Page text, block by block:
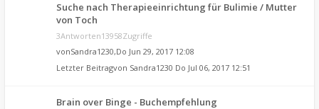
Suche nach Therapieeinrichtung für Bulimie / Mutter
von Toch
3Antworten13958Zugriffe
vonSandra1230,Do Jun 29, 2017 12:08
Letzter Beitragvon Sandra1230 Do Jul 06, 2017 12:51
Brain over Binge - Buchempfehlung